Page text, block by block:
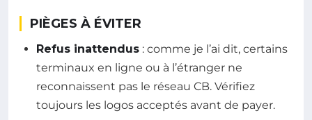
PIÈGES À ÉVITER
Refus inattendus : comme je l’ai dit, certains
terminaux en ligne ou à l’étranger ne
reconnaissent pas le réseau CB. Vérifiez
toujours les logos acceptés avant de payer.